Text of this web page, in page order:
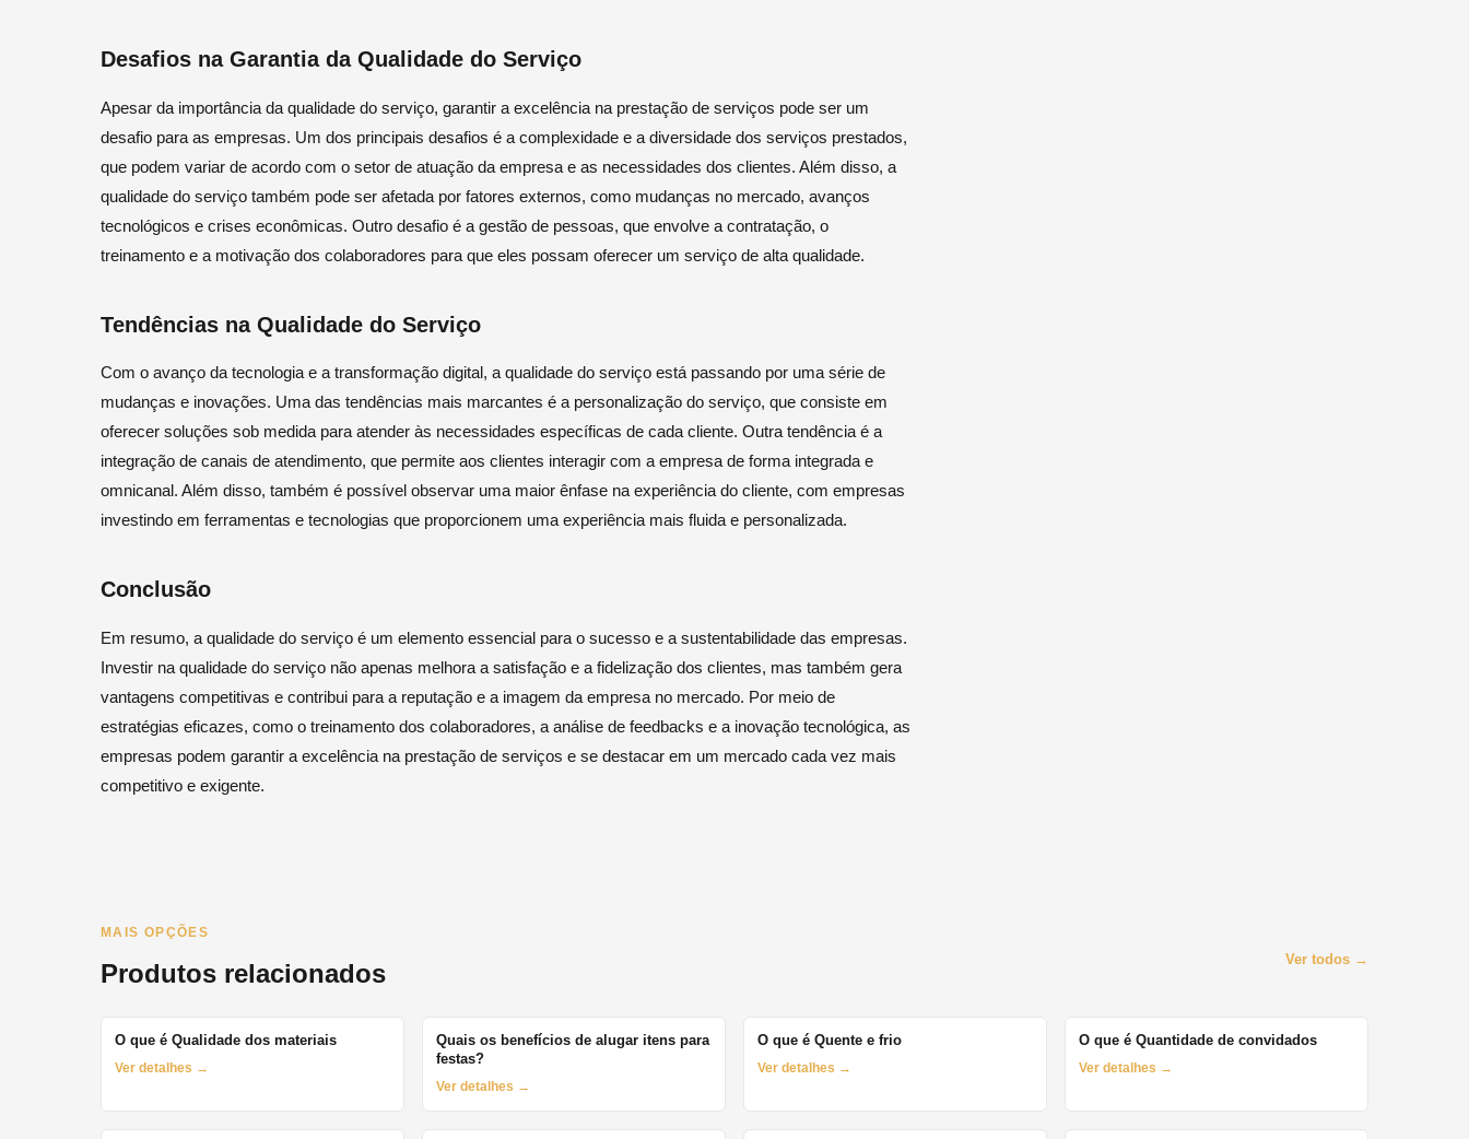
Desafios na Garantia da Qualidade do Serviço
Apesar da importância da qualidade do serviço, garantir a excelência na prestação de serviços pode ser um
desafio para as empresas. Um dos principais desafios é a complexidade e a diversidade dos serviços prestados,
que podem variar de acordo com o setor de atuação da empresa e as necessidades dos clientes. Além disso, a
qualidade do serviço também pode ser afetada por fatores externos, como mudanças no mercado, avanços
tecnológicos e crises econômicas. Outro desafio é a gestão de pessoas, que envolve a contratação, o
treinamento e a motivação dos colaboradores para que eles possam oferecer um serviço de alta qualidade.
Tendências na Qualidade do Serviço
Com o avanço da tecnologia e a transformação digital, a qualidade do serviço está passando por uma série de
mudanças e inovações. Uma das tendências mais marcantes é a personalização do serviço, que consiste em
oferecer soluções sob medida para atender às necessidades específicas de cada cliente. Outra tendência é a
integração de canais de atendimento, que permite aos clientes interagir com a empresa de forma integrada e
omnicanal. Além disso, também é possível observar uma maior ênfase na experiência do cliente, com empresas
investindo em ferramentas e tecnologias que proporcionem uma experiência mais fluida e personalizada.
Conclusão
Em resumo, a qualidade do serviço é um elemento essencial para o sucesso e a sustentabilidade das empresas.
Investir na qualidade do serviço não apenas melhora a satisfação e a fidelização dos clientes, mas também gera
vantagens competitivas e contribui para a reputação e a imagem da empresa no mercado. Por meio de
estratégias eficazes, como o treinamento dos colaboradores, a análise de feedbacks e a inovação tecnológica, as
empresas podem garantir a excelência na prestação de serviços e se destacar em um mercado cada vez mais
competitivo e exigente.
MAIS OPÇÕES
Produtos relacionados Ver todos →
O que é Qualidade dos materiais
Ver detalhes →
Quais os benefícios de alugar itens para
festas?
Ver detalhes →
O que é Quente e frio
Ver detalhes →
O que é Quantidade de convidados
Ver detalhes →